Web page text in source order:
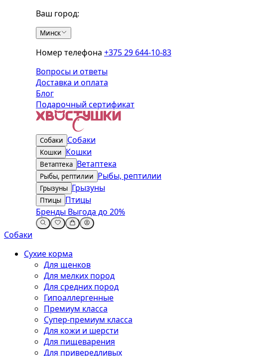
Ваш город:
Минск
Номер телефона +375 29 644-10-83
Вопросы и ответы
Доставка и оплата
Блог
Подарочный сертификат
Собаки Собаки
Кошки Кошки
Ветаптека Ветаптека
Рыбы, рептилии Рыбы, рептилии
Грызуны Грызуны
Птицы Птицы
Бренды Выгода до 20%
Собаки
Сухие корма
Для щенков
Для мелких пород
Для средних пород
Гипоаллергенные
Премиум класса
Супер-премиум класса
Для кожи и шерсти
Для пищеварения
Для привередливых